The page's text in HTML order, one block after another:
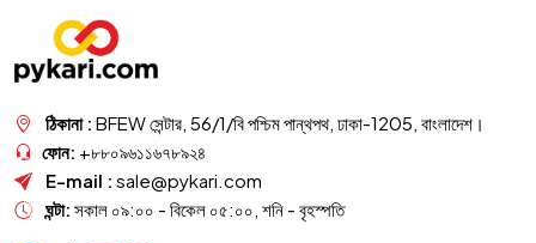
ঠিকানা : BFEW সেন্টার, 56/1/বি পশ্চিম পান্থপথ, ঢাকা-1205, বাংলাদেশ।
ফোন: +৮৮০৯৬১১৬৭৮৯২৪
E-mail : sale@pykari.com
ঘন্টা: সকাল ০৯:০০ - বিকেল ০৫:০০, শনি - বৃহস্পতি